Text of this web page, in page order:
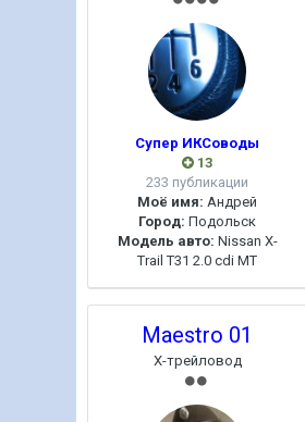
Супер ИКСоводы
13
233 публикации
Моё имя: Андрей
Город: Подольск
Модель авто: Nissan X-
Trail T31 2.0 cdi MT
Maestro 01
Х-трейловод